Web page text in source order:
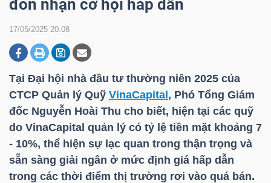
đón nhận cơ hội hấp dẫn
17/05/2025 20:08
Tại Đại hội nhà đầu tư thường niên 2025 của
CTCP Quản lý Quỹ VinaCapital , Phó Tổng Giám
đốc Nguyễn Hoài Thu cho biết, hiện tại các quỹ
do VinaCapital quản lý có tỷ lệ tiền mặt khoảng 7
- 10%, thể hiện sự lạc quan trong thận trọng và
sẵn sàng giải ngân ở mức định giá hấp dẫn
trong các thời điểm thị trường rơi vào quá bán.
KHOÁN
DOANH
NGHIỆP
BẤT
ĐỘNG
SẢN